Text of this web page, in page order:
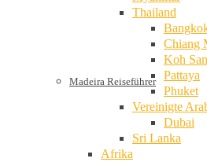
Madeira Reiseführer
Thailand
Chiang
Koh
Pattaya
Phuket
Vereinigte
Dubai
Sri Lanka
Afrika